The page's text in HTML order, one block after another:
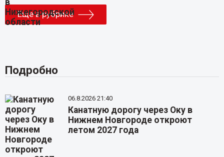
Еще в рубрике
Подробно
06.8.2026 21:40
Канатную дорогу через Оку в
Нижнем Новгороде откроют
летом 2027 года